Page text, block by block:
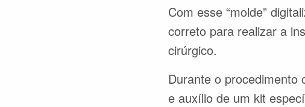
Com esse “molde”
correto para realizar a
cirúrgico.
Durante o procedimento
e auxílio de um kit